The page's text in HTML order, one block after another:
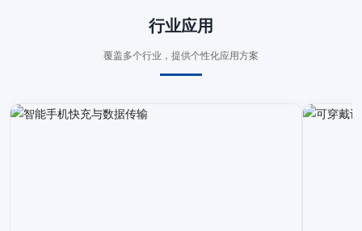
行业应用
覆盖多个行业，提供个性化应用方案